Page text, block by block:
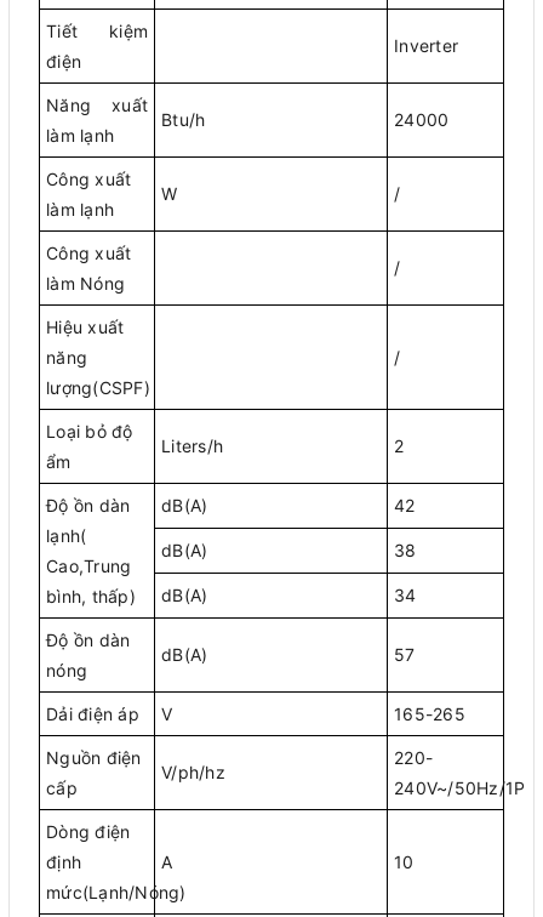
Tiết kiệm
điện
Inverter
Năng xuất
làm lạnh
Btu/h 24000
Công xuất
làm lạnh
W /
Công xuất
làm Nóng
/
Hiệu xuất
năng
lượng(CSPF)
/
Loại bỏ độ
ẩm
Liters/h 2
Độ ồn dàn
lạnh(
Cao,Trung
bình, thấp)
dB(A) 42
dB(A) 38
dB(A) 34
Độ ồn dàn
nóng
dB(A) 57
Dải điện áp V 165-265
Nguồn điện
cấp
V/ph/hz
220-
240V~/50Hz/1P
Dòng điện
định
mức(Lạnh/Nóng)
A 10